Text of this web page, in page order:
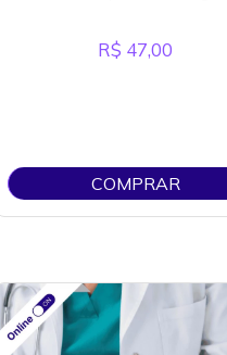
R$ 47,00
COMPRAR